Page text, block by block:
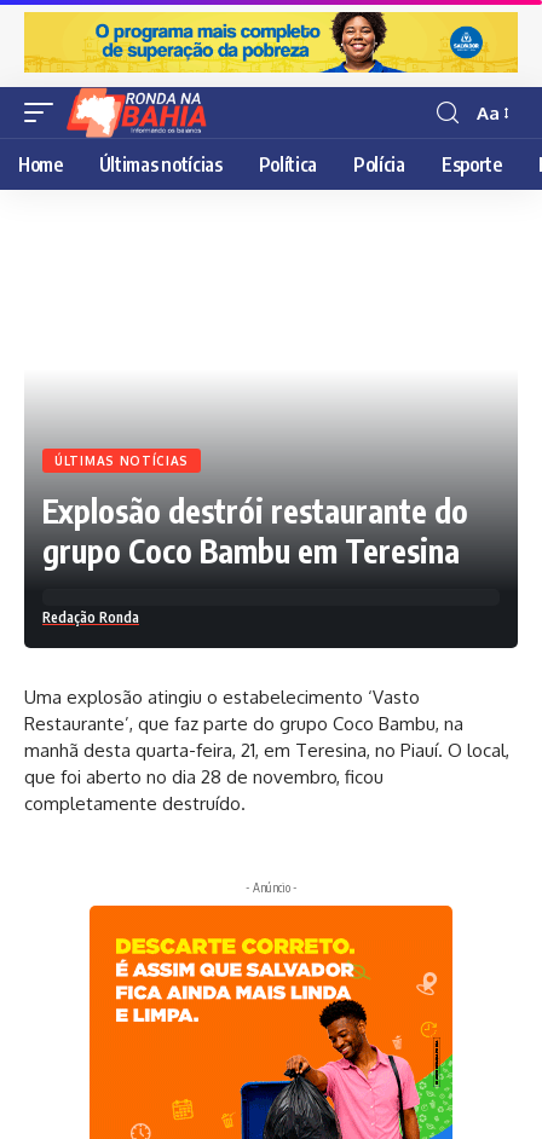
Resisor
de
fonte
Aa
Home Últimas notícias Política Polícia Esporte
ÚLTIMAS NOTÍCIAS
Explosão destrói restaurante do
grupo Coco Bambu em Teresina
Redação Ronda
Uma explosão atingiu o estabelecimento ‘Vasto
Restaurante’, que faz parte do grupo Coco Bambu, na
manhã desta quarta-feira, 21, em Teresina, no Piauí. O local,
que foi aberto no dia 28 de novembro, ficou
completamente destruído.
- Anúncio -